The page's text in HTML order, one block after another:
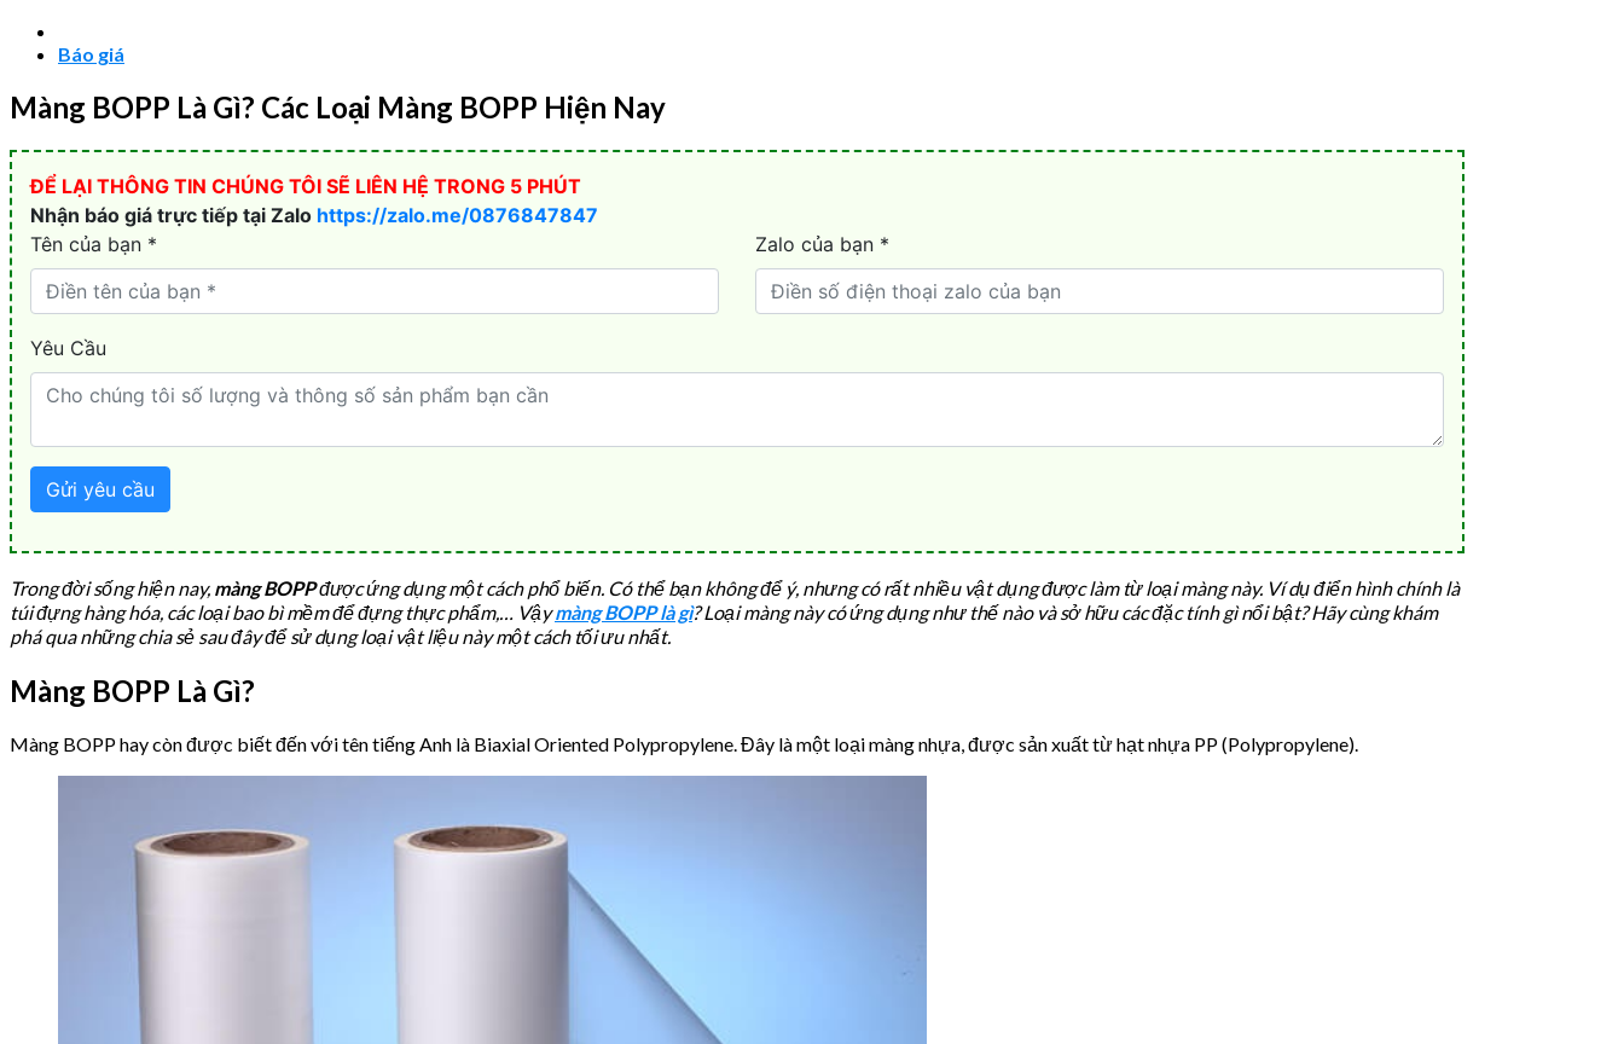
Báo giá
Màng BOPP Là Gì? Các Loại Màng BOPP Hiện Nay
Trong đời sống hiện nay, màng BOPPđược ứng dụng một cách phổ biến. Có thể bạn không để ý, nhưng có rất nhiều vật dụng được làm từ loại màng này. Ví dụ điển hình chính là
túi đựng hàng hóa, các loại bao bì mềm để đựng thực phẩm,… Vậymàng BOPP là gì? Loại màng này có ứng dụng như thế nào và sở hữu các đặc tính gì nổi bật? Hãy cùng khám
phá qua những chia sẻ sau đây để sử dụng loại vật liệu này một cách tối ưu nhất.
Màng BOPP Là Gì?
Màng BOPP hay còn được biết đến với tên tiếng Anh là Biaxial Oriented Polypropylene. Đây là một loại màng nhựa, được sản xuất từ hạt nhựa PP (Polypropylene).